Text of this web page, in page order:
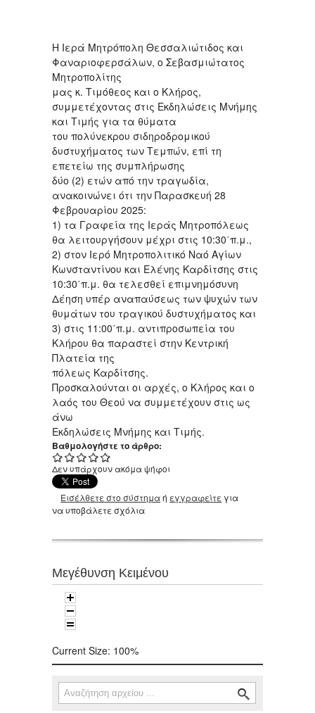
Η Ιερά Μητρόπολη Θεσσαλιώτιδος και
Φαναριοφερσάλων, ο Σεβασμιώτατος
Μητροπολίτης
μας κ. Τιμόθεος και ο Κλήρος,
συμμετέχοντας στις Εκδηλώσεις Μνήμης
και Τιμής για τα θύματα
του πολύνεκρου σιδηροδρομικού
δυστυχήματος των Τεμπών, επί τη
επετείω της συμπλήρωσης
δύο (2) ετών από την τραγωδία,
ανακοινώνει ότι την Παρασκευή 28
Φεβρουαρίου 2025:
1) τα Γραφεία της Ιεράς Μητροπόλεως
θα λειτουργήσουν μέχρι στις 10:30΄π.μ.,
2) στον Ιερό Μητροπολιτικό Ναό Αγίων
Κωνσταντίνου και Ελένης Καρδίτσης στις
10:30΄π.μ. θα τελεσθεί επιμνημόσυνη
Δέηση υπέρ αναπαύσεως των ψυχών των
θυμάτων του τραγικού δυστυχήματος και
3) στις 11:00΄π.μ. αντιπροσωπεία του
Κλήρου θα παραστεί στην Κεντρική
Πλατεία της
πόλεως Καρδίτσης.
Προσκαλούνται οι αρχές, ο Κλήρος και ο
λαός του Θεού να συμμετέχουν στις ως
άνω
Εκδηλώσεις Μνήμης και Τιμής.
Βαθμολογήστε το άρθρο:
Δεν υπάρχουν ακόμα ψήφοι
Εισέλθετε στο σύστημαή εγγραφείτε για
να υποβάλετε σχόλια
Μεγέθυνση Κειμένου
Current Size: 100%
Φόρμα αναζήτησης
Αναζήτηση